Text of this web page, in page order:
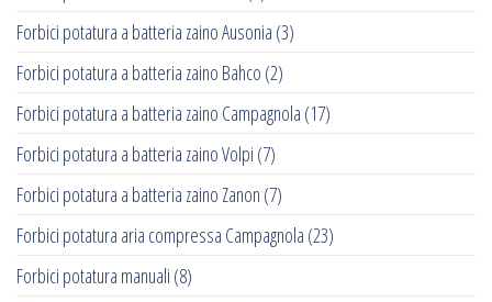
Forbici potatura a batteria zaino Ausonia (3)
Forbici potatura a batteria zaino Bahco (2)
Forbici potatura a batteria zaino Campagnola (17)
Forbici potatura a batteria zaino Volpi (7)
Forbici potatura a batteria zaino Zanon (7)
Forbici potatura aria compressa Campagnola (23)
Forbici potatura manuali (8)